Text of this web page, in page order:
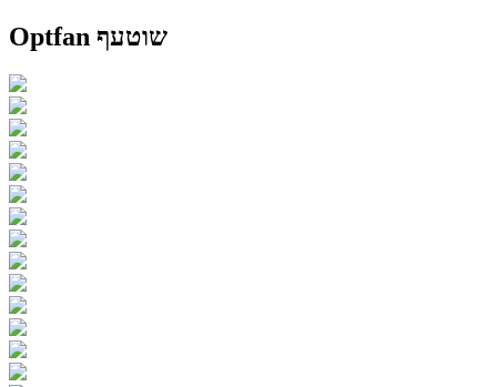
Optfan שוטעף